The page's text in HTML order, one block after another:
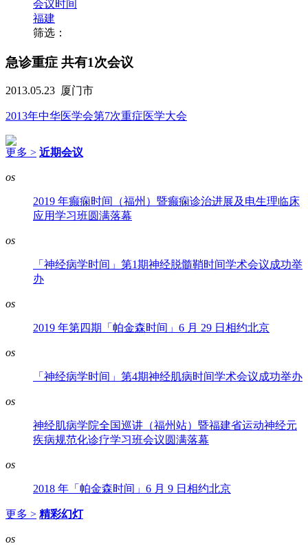
会议时间
福建
筛选：
急诊重症 共有1次会议
2013.05.23 厦门市
2013年中华医学会第7次重症医学大会
更多 > 近期会议
os
2019 年癫痫时间（福州）暨癫痫诊治进展及电生理临床
应用学习班圆满落幕
os
「神经病学时间」第1期神经脱髓鞘时间学术会议成功举
办
os
2019 年第四期「帕金森时间」6 月 29 日相约北京
os
「神经病学时间」第4期神经肌病时间学术会议成功举办
os
神经肌病学院全国巡讲（福州站）暨福建省运动神经元
疾病规范化诊疗学习班会议圆满落幕
os
2018 年「帕金森时间」6 月 9 日相约北京
更多 > 精彩幻灯
os